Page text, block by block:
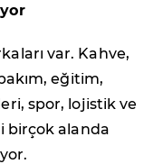
var. Kahve,
eğitim,
spor, lojistik ve
birçok alanda